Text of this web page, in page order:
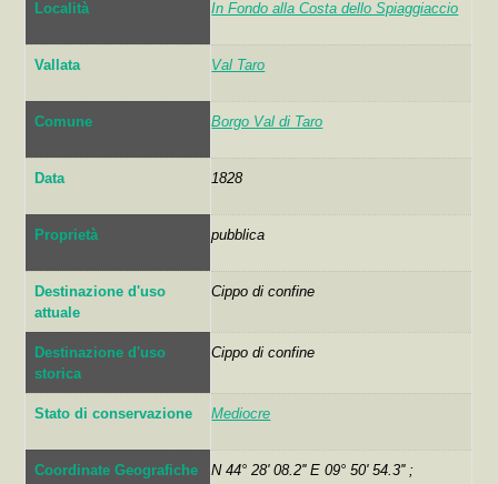
Località In Fondo alla Costa dello Spiaggiaccio
Vallata Val Taro
Comune Borgo Val di Taro
Data 1828
Proprietà pubblica
Destinazione d'uso
attuale
Cippo di confine
Destinazione d'uso
storica
Cippo di confine
Stato di conservazione Mediocre
Coordinate Geografiche
N 44° 28' 08.2'' E 09° 50' 54.3'' ;